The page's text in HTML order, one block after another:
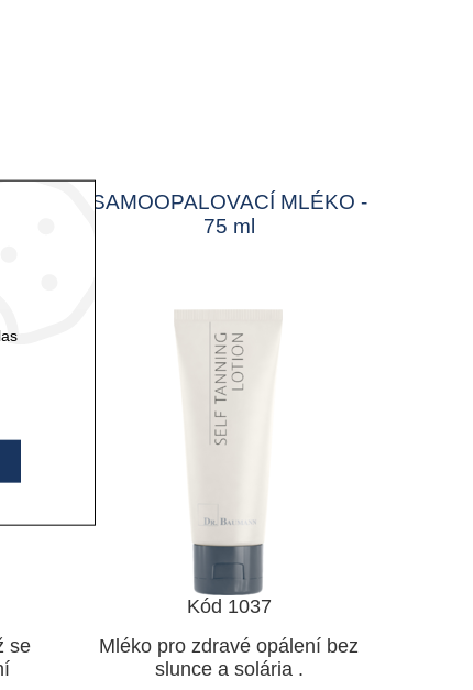
se
SAMOOPALOVACÍ MLÉKO -
75 ml
Kód 1037
Mléko pro zdravé opálení bez
slunce a solária .